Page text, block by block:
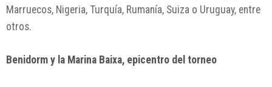
Marruecos, Nigeria, Turquía, Rumanía, Suiza o Uruguay, entre
otros.
Benidorm y la Marina Baixa, epicentro del torneo